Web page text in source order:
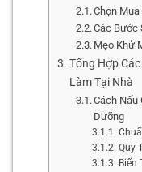
Chọn
Các Bước
Mẹo Khử
Tổng Hợp
Làm Tại Nhà
Cách Nấu
Dưỡng
Quy
Biến